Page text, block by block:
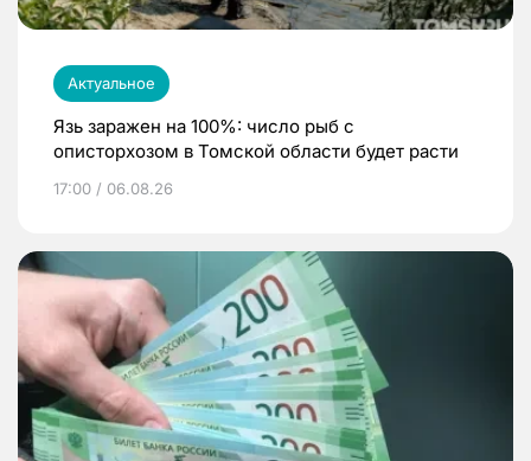
Актуальное
Язь заражен на 100%: число рыб с
описторхозом в Томской области будет расти
17:00 / 06.08.26